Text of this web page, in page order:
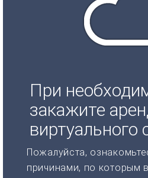
При
закажите
виртуального
Пожалуйста,
причинами, по которым